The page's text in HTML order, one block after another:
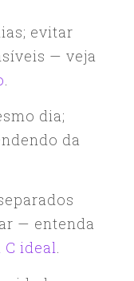
evitar
— veja
.
dia;
da
— entenda
ideal.